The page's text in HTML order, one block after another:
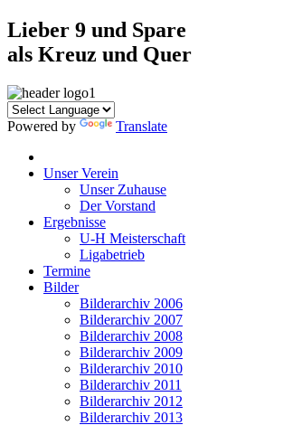
Lieber 9 und Spare
als Kreuz und Quer
Powered by Translate
Unser Verein
Unser Zuhause
Der Vorstand
Ergebnisse
U-H Meisterschaft
Ligabetrieb
Termine
Bilder
Bilderarchiv 2006
Bilderarchiv 2007
Bilderarchiv 2008
Bilderarchiv 2009
Bilderarchiv 2010
Bilderarchiv 2011
Bilderarchiv 2012
Bilderarchiv 2013